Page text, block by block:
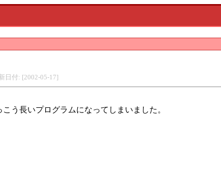
日付: [2002-05-17]
う長いプログラムになってしまいました。